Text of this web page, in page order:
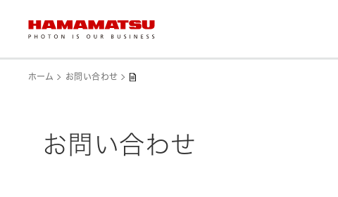
ホーム お問い合わせ
お問い合わせ